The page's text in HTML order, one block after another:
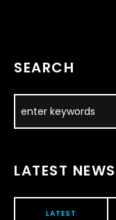
SEARCH
LATEST NEWS
LATEST